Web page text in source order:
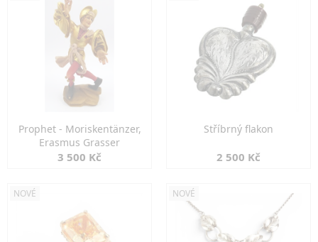
Prophet - Moriskentänzer,
Erasmus Grasser
3 500 Kč
Stříbrný flakon
2 500 Kč
NOVÉ NOVÉ